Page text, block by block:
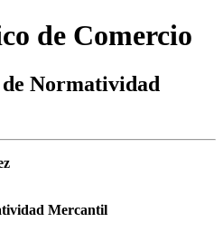
de Comercio
Normatividad
Mercantil